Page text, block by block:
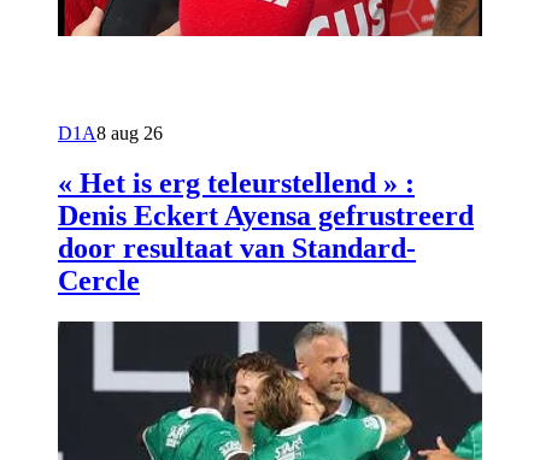
D1A8 aug 26
« Het is erg teleurstellend » :
Denis Eckert Ayensa gefrustreerd
door resultaat van Standard-
Cercle